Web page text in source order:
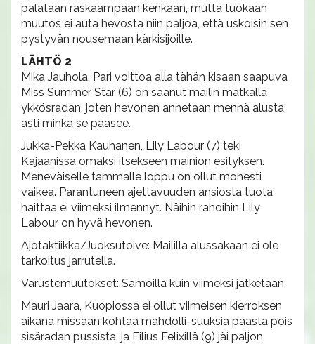
palataan raskaampaan kenkään, mutta tuokaan
muutos ei auta hevosta niin paljoa, että uskoisin sen
pystyvän nousemaan kärkisijoille.
LÄHTÖ 2
Mika Jauhola, Pari voittoa alla tähän kisaan saapuva
Miss Summer Star (6) on saanut mailin matkalla
ykkösradan, joten hevonen annetaan mennä alusta
asti minkä se pääsee.
Jukka-Pekka Kauhanen, Lily Labour (7) teki
Kajaanissa omaksi itsekseen mainion esityksen.
Meneväiselle tammalle loppu on ollut monesti
vaikea. Parantuneen ajettavuuden ansiosta tuota
haittaa ei viimeksi ilmennyt. Näihin rahoihin Lily
Labour on hyvä hevonen.
Ajotaktiikka/Juoksutoive: Maililla alussakaan ei ole
tarkoitus jarrutella.
Varustemuutokset: Samoilla kuin viimeksi jatketaan.
Mauri Jaara, Kuopiossa ei ollut viimeisen kierroksen
aikana missään kohtaa mahdolli-suuksia päästä pois
sisäradan pussista, ja Filius Felixillä (9) jäi paljon